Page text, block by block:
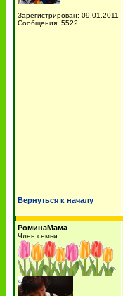
Зарегистрирован: 09.01.2011
Сообщения: 5522
Вернуться к началу
РоминаМама
Член семьи